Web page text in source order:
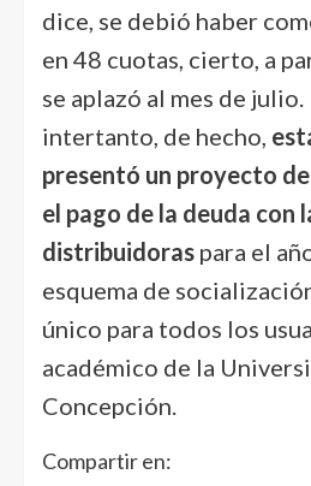
dice, se debió haber
en 48 cuotas, cierto, a
se aplazó al mes de julio.
intertanto, de hecho,
presentó un proyecto
el pago de la deuda con
distribuidoras para el
esquema de
único para todos los
académico de la
Concepción.
Compartir en: